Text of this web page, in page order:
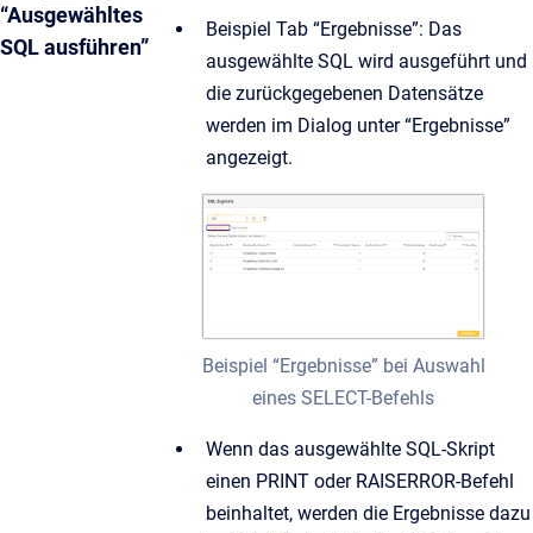
“Ausgewähltes
SQL ausführen”
Beispiel Tab “Ergebnisse”: Das
ausgewählte SQL wird ausgeführt und
die zurückgegebenen Datensätze
werden im Dialog unter “Ergebnisse”
angezeigt.
Beispiel “Ergebnisse” bei Auswahl
eines SELECT-Befehls
Wenn das ausgewählte SQL-Skript
einen PRINT oder RAISERROR-Befehl
beinhaltet, werden die Ergebnisse dazu